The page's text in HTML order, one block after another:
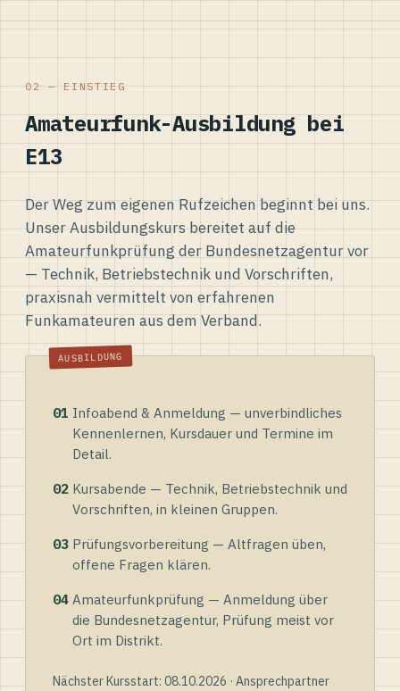
02 — EINSTIEG
Amateurfunk-Ausbildung bei
E13
Der Weg zum eigenen Rufzeichen beginnt bei uns.
Unser Ausbildungskurs bereitet auf die
Amateurfunkprüfung der Bundesnetzagentur vor
— Technik, Betriebstechnik und Vorschriften,
praxisnah vermittelt von erfahrenen
Funkamateuren aus dem Verband.
01 Infoabend & Anmeldung — unverbindliches
Kennenlernen, Kursdauer und Termine im
Detail.
02 Kursabende — Technik, Betriebstechnik und
Vorschriften, in kleinen Gruppen.
03 Prüfungsvorbereitung — Altfragen üben,
offene Fragen klären.
04 Amateurfunkprüfung — Anmeldung über
die Bundesnetzagentur, Prüfung meist vor
Ort im Distrikt.
Nächster Kursstart: 08.10.2026 · Ansprechpartner